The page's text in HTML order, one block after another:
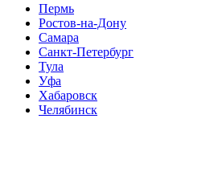
Пермь
Ростов-на-Дону
Самара
Санкт-Петербург
Тула
Уфа
Хабаровск
Челябинск